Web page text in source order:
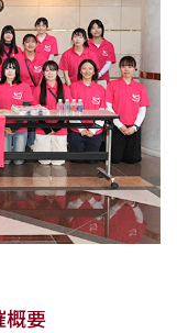
概要